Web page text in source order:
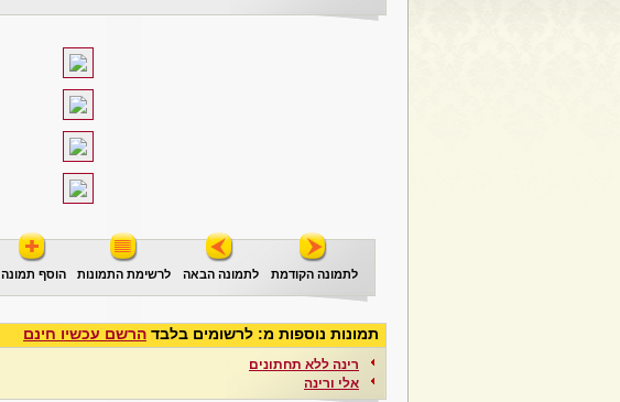
לתמונה הקודמת לתמונה הבאה לרשימת התמונות הוסף תמונה
תמונות נוספות מ: לרשומים בלבד הרשם עכשיו חינם
רינה ללא תחתונים
אלי ורינה